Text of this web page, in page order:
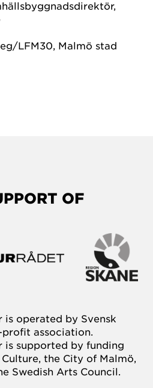
LFM30, Malmö stad
OF
is operated by Svensk
association.
is supported by funding
the City of Malmö,
Swedish Arts Council.